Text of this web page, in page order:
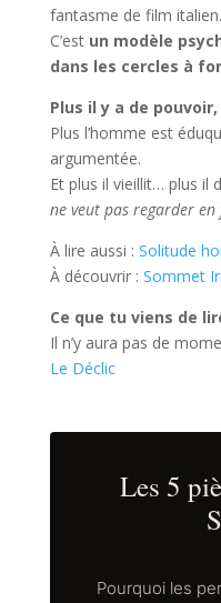
fantasme de film italien.
C’est un modèle
dans les cercles à
Plus il y a de
Plus l’homme est
argumentée.
Et plus il vieillit… plus il
ne veut pas regarder en
À lire aussi : Solitude
À découvrir : Sommet
Ce que tu viens de
Il n’y aura pas de
Le Déclic
Les 5
Pourquoi les